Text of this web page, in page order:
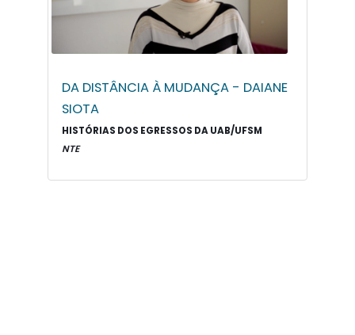
DA DISTÂNCIA À MUDANÇA - DAIANE
SIOTA
HISTÓRIAS DOS EGRESSOS DA UAB/UFSM
NTE